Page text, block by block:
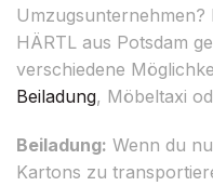
HÄRTL aus Potsdam
verschiedene
Beiladung, Möbeltaxi
Beiladung: Wenn du
Kartons zu